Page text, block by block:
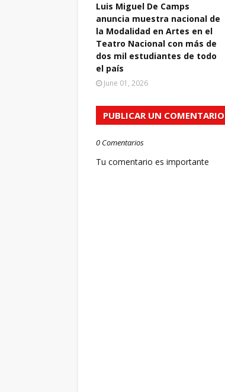
Luis Miguel De Camps
anuncia muestra nacional de
la Modalidad en Artes en el
Teatro Nacional con más de
dos mil estudiantes de todo
el país
June 01, 2026
PUBLICAR UN COMENTARIO
0 Comentarios
Tu comentario es importante